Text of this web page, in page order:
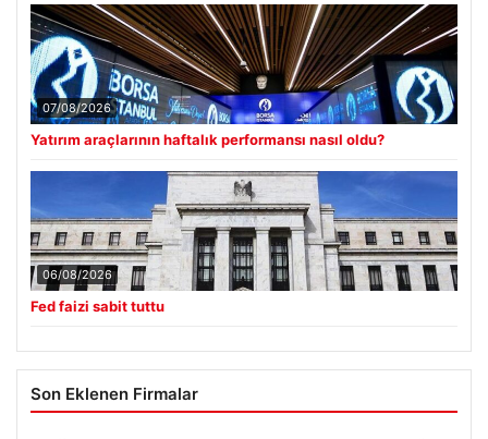
07/08/2026
Yatırım araçlarının haftalık performansı nasıl oldu?
06/08/2026
Fed faizi sabit tuttu
Son Eklenen Firmalar